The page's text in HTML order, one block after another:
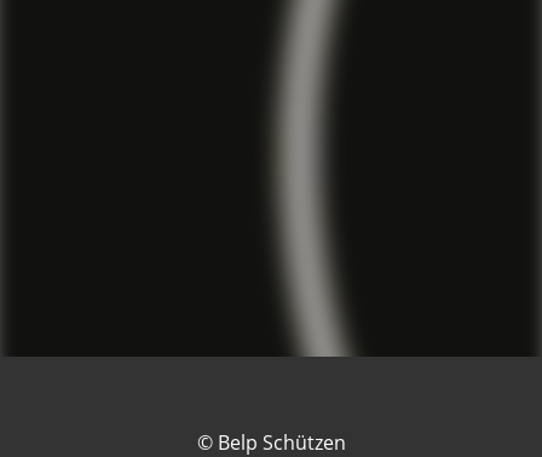
© Belp Schützen